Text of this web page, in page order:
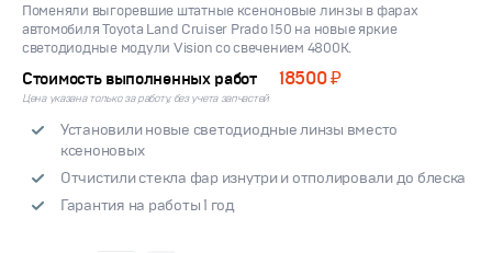
Поменяли выгоревшие штатные ксеноновые линзы в фарах
автомобиля Toyota Land Cruiser Prado 150 на новые яркие
светодиодные модули Vision со свечением 4800K.
Стоимость выполненных работ 18500 ₽
Цена указана только за работу, без учета запчастей
Установили новые светодиодные линзы вместо
ксеноновых
Отчистили стекла фар изнутри и отполировали до блеска
Гарантия на работы 1 год